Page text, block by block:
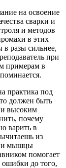
на освоение
сварки и
и методов
в этих
в разы сильнее,
при
примерам в
практика под
должен быть
и высоким
почему
варить в
из
и мышцы
помогает
ошибки до того,